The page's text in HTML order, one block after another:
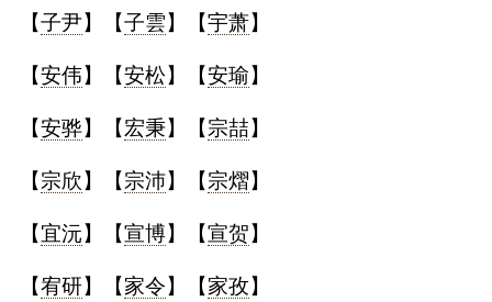
【子尹】【子雲】【宇萧】
【安伟】【安松】【安瑜】
【安骅】【宏秉】【宗喆】
【宗欣】【宗沛】【宗熠】
【宜沅】【宣博】【宣贺】
【宥研】【家令】【家孜】